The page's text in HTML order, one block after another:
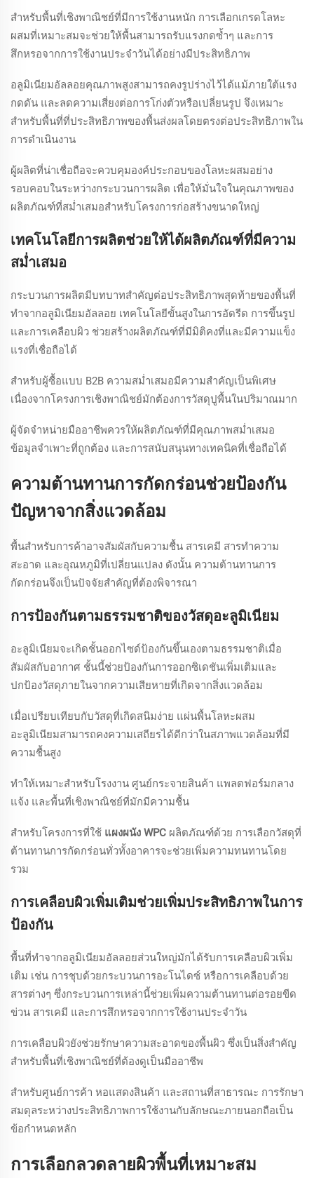
สำหรับพื้นที่เชิงพาณิชย์ที่มีการใช้งานหนัก การเลือกเกรดโลหะ
ผสมที่เหมาะสมจะช่วยให้พื้นสามารถรับแรงกดซ้ำๆ และการ
สึกหรอจากการใช้งานประจำวันได้อย่างมีประสิทธิภาพ
อลูมิเนียมอัลลอยคุณภาพสูงสามารถคงรูปร่างไว้ได้แม้ภายใต้แรง
กดดัน และลดความเสี่ยงต่อการโก่งตัวหรือเปลี่ยนรูป จึงเหมาะ
สำหรับพื้นที่ที่ประสิทธิภาพของพื้นส่งผลโดยตรงต่อประสิทธิภาพใน
การดำเนินงาน
ผู้ผลิตที่น่าเชื่อถือจะควบคุมองค์ประกอบของโลหะผสมอย่าง
รอบคอบในระหว่างกระบวนการผลิต เพื่อให้มั่นใจในคุณภาพของ
ผลิตภัณฑ์ที่สม่ำเสมอสำหรับโครงการก่อสร้างขนาดใหญ่
เทคโนโลยีการผลิตช่วยให้ได้ผลิตภัณฑ์ที่มีความ
สม่ำเสมอ
กระบวนการผลิตมีบทบาทสำคัญต่อประสิทธิภาพสุดท้ายของพื้นที่
ทำจากอลูมิเนียมอัลลอย เทคโนโลยีขั้นสูงในการอัดรีด การขึ้นรูป
และการเคลือบผิว ช่วยสร้างผลิตภัณฑ์ที่มีมิติคงที่และมีความแข็ง
แรงที่เชื่อถือได้
สำหรับผู้ซื้อแบบ B2B ความสม่ำเสมอมีความสำคัญเป็นพิเศษ
เนื่องจากโครงการเชิงพาณิชย์มักต้องการวัสดุปูพื้นในปริมาณมาก
ผู้จัดจำหน่ายมืออาชีพควรให้ผลิตภัณฑ์ที่มีคุณภาพสม่ำเสมอ
ข้อมูลจำเพาะที่ถูกต้อง และการสนับสนุนทางเทคนิคที่เชื่อถือได้
ความต้านทานการกัดกร่อนช่วยป้องกัน
ปัญหาจากสิ่งแวดล้อม
พื้นสำหรับการค้าอาจสัมผัสกับความชื้น สารเคมี สารทำความ
สะอาด และอุณหภูมิที่เปลี่ยนแปลง ดังนั้น ความต้านทานการ
กัดกร่อนจึงเป็นปัจจัยสำคัญที่ต้องพิจารณา
การป้องกันตามธรรมชาติของวัสดุอะลูมิเนียม
อะลูมิเนียมจะเกิดชั้นออกไซด์ป้องกันขึ้นเองตามธรรมชาติเมื่อ
สัมผัสกับอากาศ ชั้นนี้ช่วยป้องกันการออกซิเดชันเพิ่มเติมและ
ปกป้องวัสดุภายในจากความเสียหายที่เกิดจากสิ่งแวดล้อม
เมื่อเปรียบเทียบกับวัสดุที่เกิดสนิมง่าย แผ่นพื้นโลหะผสม
อะลูมิเนียมสามารถคงความเสถียรได้ดีกว่าในสภาพแวดล้อมที่มี
ความชื้นสูง
ทำให้เหมาะสำหรับโรงงาน ศูนย์กระจายสินค้า แพลตฟอร์มกลาง
แจ้ง และพื้นที่เชิงพาณิชย์ที่มักมีความชื้น
สำหรับโครงการที่ใช้ แผงผนัง WPC ผลิตภัณฑ์ด้วย การเลือกวัสดุที่
ต้านทานการกัดกร่อนทั่วทั้งอาคารจะช่วยเพิ่มความทนทานโดย
รวม
การเคลือบผิวเพิ่มเติมช่วยเพิ่มประสิทธิภาพในการ
ป้องกัน
พื้นที่ทำจากอลูมิเนียมอัลลอยส่วนใหญ่มักได้รับการเคลือบผิวเพิ่ม
เติม เช่น การชุบด้วยกระบวนการอะโนไดซ์ หรือการเคลือบด้วย
สารต่างๆ ซึ่งกระบวนการเหล่านี้ช่วยเพิ่มความต้านทานต่อรอยขีด
ข่วน สารเคมี และการสึกหรอจากการใช้งานประจำวัน
การเคลือบผิวยังช่วยรักษาความสะอาดของพื้นผิว ซึ่งเป็นสิ่งสำคัญ
สำหรับพื้นที่เชิงพาณิชย์ที่ต้องดูเป็นมืออาชีพ
สำหรับศูนย์การค้า หอแสดงสินค้า และสถานที่สาธารณะ การรักษา
สมดุลระหว่างประสิทธิภาพการใช้งานกับลักษณะภายนอกถือเป็น
ข้อกำหนดหลัก
การเลือกลวดลายผิวพื้นที่เหมาะสม